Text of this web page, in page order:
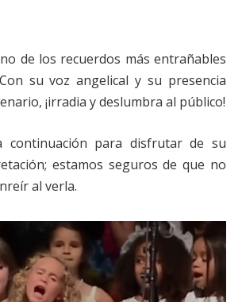
de los recuerdos más entrañables
su voz angelical y su presencia
¡irradia y deslumbra al público!
continuación para disfrutar de su
estamos seguros de que no
al verla.